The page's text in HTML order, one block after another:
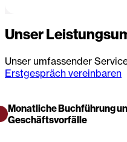
Unser
Unser umfassender
Erstgespräch vereinbaren
Monatliche Buchführung
Geschäftsvorfälle